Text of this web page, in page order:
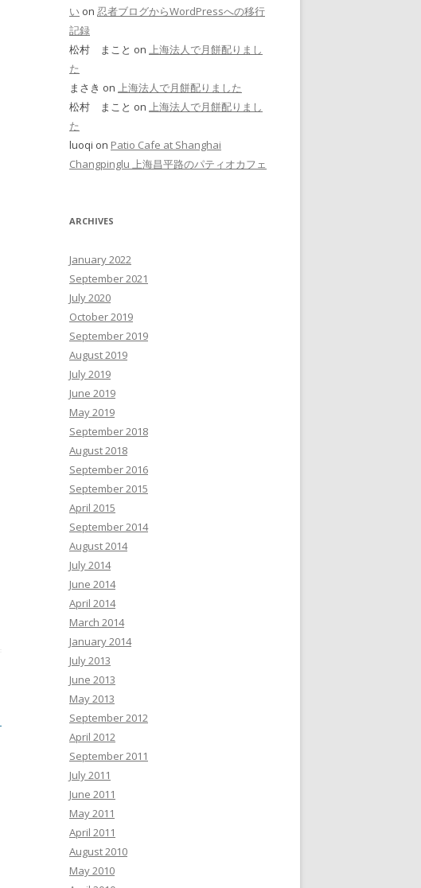
い on 忍者ブログからWordPressへの移行
記録
松村 まこと on 上海法人で月餅配りまし
た
まさき on 上海法人で月餅配りました
松村 まこと on 上海法人で月餅配りまし
た
luoqi on Patio Cafe at Shanghai
Changpinglu 上海昌平路のパティオカフェ
ARCHIVES
January 2022
September 2021
July 2020
October 2019
September 2019
August 2019
July 2019
June 2019
May 2019
September 2018
August 2018
September 2016
September 2015
April 2015
September 2014
August 2014
July 2014
June 2014
April 2014
March 2014
January 2014
July 2013
June 2013
May 2013
September 2012
April 2012
September 2011
July 2011
June 2011
May 2011
April 2011
August 2010
May 2010